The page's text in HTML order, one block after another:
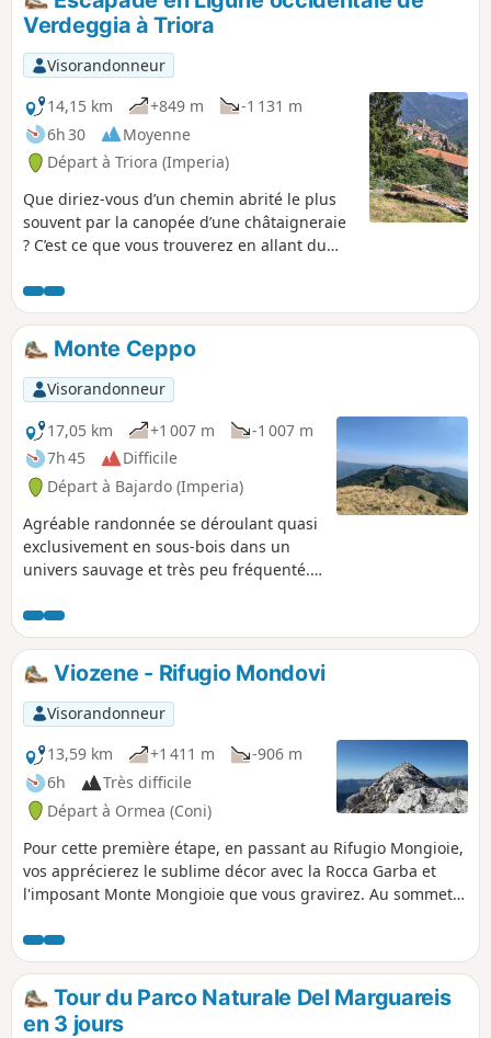
le vieux pont surplombant la vallée de
l'Argentina, et les deux autres hameaux
traversés retiendront toute votre attention.
Verdeggia à Triora
Visorandonneur
14,15 km
+849 m
-1 131 m
6h 30
Moyenne
Départ à Triora (Imperia)
Que diriez-vous d’un chemin abrité le plus
souvent par la canopée d’une châtaigneraie
? C’est ce que vous trouverez en allant du
fameux village des sorcières !
Monte Ceppo
Visorandonneur
17,05 km
+1 007 m
-1 007 m
7h 45
Difficile
Départ à Bajardo (Imperia)
Agréable randonnée se déroulant quasi
exclusivement en sous-bois dans un
univers sauvage et très peu fréquenté.
panorama depuis le sommet du Monte
Ceppo, s'étendant, par beau temps du
Massif de l'Estérel aux côtes ligures. Le
panorama sur les montagnes du
Mercantour et des pré-Alpes de Ligurie
est également exceptionnel.
Viozene - Rifugio Mondovi
Visorandonneur
13,59 km
+1 411 m
-906 m
6h
Très difficile
Départ à Ormea (Coni)
Pour cette première étape, en passant au Rifugio Mongioie,
vos apprécierez le sublime décor avec la Rocca Garba et
l'imposant Monte Mongioie que vous gravirez. Au sommet,
Rose en passant par le Mercantour et le Mont Viso. Pour
rejoindre le Gias Gruppetti, vous vous sentirez bien seul
dans les lapiaz de ce terrain karstique.
Tour du Parco Naturale Del Marguareis
en 3 jours